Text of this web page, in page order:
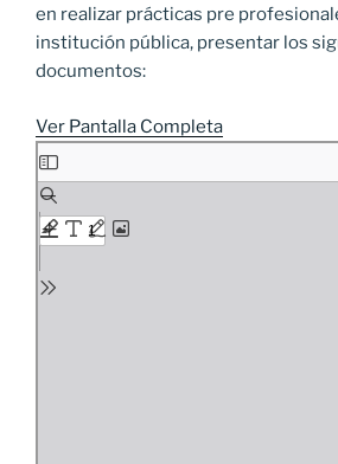
en realizar prácticas pre
institución pública, presentar los
documentos:
Ver Pantalla Completa
Saltar
al
contenido
del
PDF